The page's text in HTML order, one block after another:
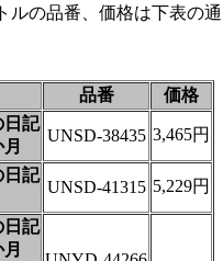
の品番、価格は下表の通
品番
価格
日記
UNSD-38435 3,465円
日記
UNSD-41315 5,229円
日記